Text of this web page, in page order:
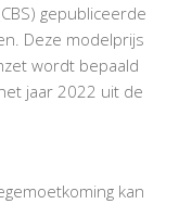
gepubliceerde
Deze modelprijs
wordt bepaald
jaar 2022 uit de
kan